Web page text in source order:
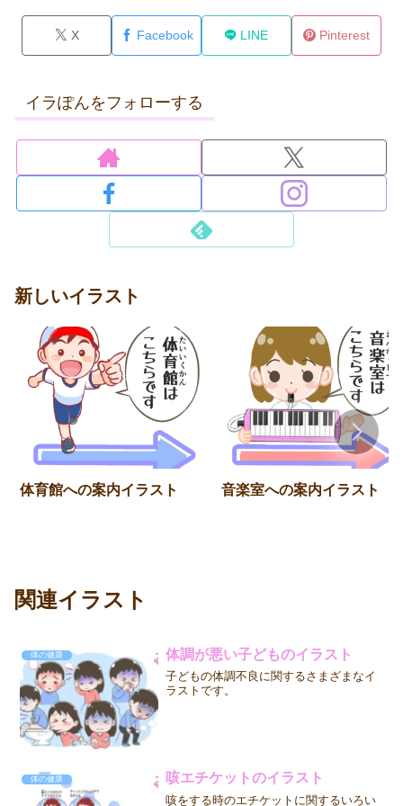
X Facebook LINE Pinterest
イラぽんをフォローする
新しいイラスト
体育館への案内イラスト 音楽室への案内イラスト
関連イラスト
体の健康 体調が悪い子どものイラスト
子どもの体調不良に関するさまざまなイ
ラストです。
体の健康 咳エチケットのイラスト
咳をする時のエチケットに関するいろい